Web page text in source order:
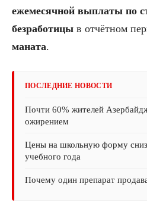
ежемесячной выплаты по
безработицы в отчётном
маната.
ПОСЛЕДНИЕ НОВОСТИ
Почти 60% жителей
ожирением
Цены на школьную форму
учебного года
Почему один препарат